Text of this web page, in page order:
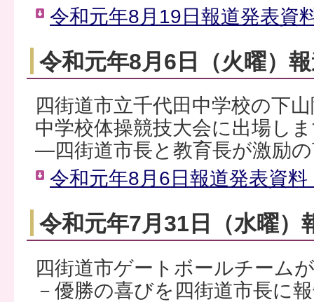
令和元年8月19日報道発表資
令和元年8月6日（火曜）
四街道市立千代田中学校の下
中学校体操競技大会に出場し
―四街道市長と教育長が激励
令和元年8月6日報道発表資
令和元年7月31日（水曜）
四街道市ゲートボールチーム
－優勝の喜びを四街道市長に